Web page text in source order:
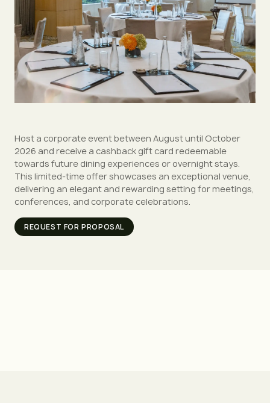
Host a corporate event between August until October
2026 and receive a cashback gift card redeemable
towards future dining experiences or overnight stays.
This limited-time offer showcases an exceptional venue,
delivering an elegant and rewarding setting for meetings,
conferences, and corporate celebrations.
REQUEST FOR PROPOSAL